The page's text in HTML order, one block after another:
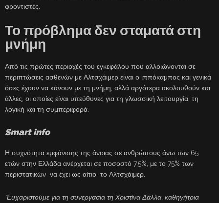
φροντιστές.
Το πρόβλημα δεν σταματά στη
μνήμη
Από τις πρώτες περιοχές του εγκεφάλου που αλλοιώνονται σε
περιπτώσεις ασθενών με Αλτσχάιμερ είναι ο ιππόκαμπος και γενικά
όσες έχουν να κάνουν με τη μνήμη, αλλά αργότερα ακολουθούν και
άλλες, οι οποίες είναι υπεύθυνες για τη γλωσσική λειτουργία, τη
λογική και τη συμπεριφορά.
Smart info
Η συχνότητα εμφάνισης της άνοιας σε ανθρώπους άνω των 65
ετών στην Ελλάδα ανέρχεται σε ποσοστό 7,5%, με το 75% των
περιστατικών να έχει ως αίτιο το Αλτσχάιμερ.
*Ευχαριστούμε για τη συνεργασία τη Χριστίνα Δάλλα, καθηγήτρια